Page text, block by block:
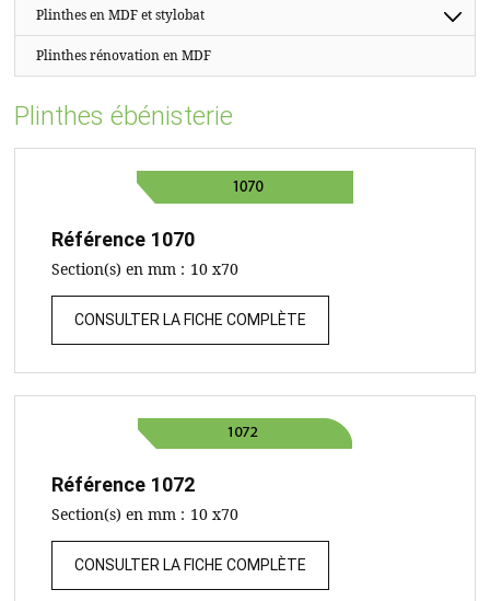
Plinthes en MDF et stylobat
Plinthes rénovation en MDF
Plinthes ébénisterie
Référence 1070
Section(s) en mm : 10 x70
CONSULTER LA FICHE COMPLÈTE
Référence 1072
Section(s) en mm : 10 x70
CONSULTER LA FICHE COMPLÈTE